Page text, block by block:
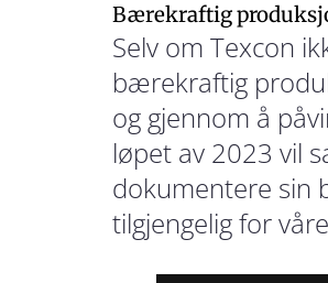
Bærekraftig
Selv om Texcon
bærekraftig
og gjennom å
løpet av 2023 vil
dokumentere sin
tilgjengelig for